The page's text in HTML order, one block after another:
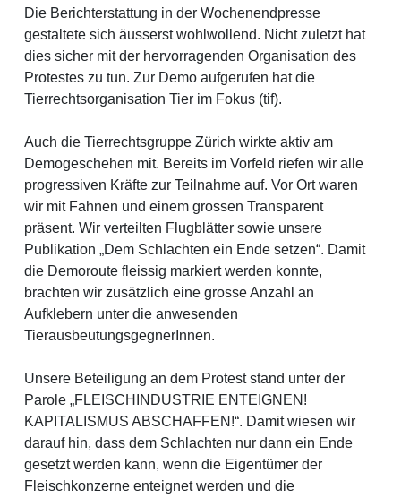
Die Berichterstattung in der Wochenendpresse
gestaltete sich äusserst wohlwollend. Nicht zuletzt hat
dies sicher mit der hervorragenden Organisation des
Protestes zu tun. Zur Demo aufgerufen hat die
Tierrechtsorganisation Tier im Fokus (tif).
Auch die Tierrechtsgruppe Zürich wirkte aktiv am
Demogeschehen mit. Bereits im Vorfeld riefen wir alle
progressiven Kräfte zur Teilnahme auf. Vor Ort waren
wir mit Fahnen und einem grossen Transparent
präsent. Wir verteilten Flugblätter sowie unsere
Publikation „Dem Schlachten ein Ende setzen“. Damit
die Demoroute fleissig markiert werden konnte,
brachten wir zusätzlich eine grosse Anzahl an
Aufklebern unter die anwesenden
TierausbeutungsgegnerInnen.
Unsere Beteiligung an dem Protest stand unter der
Parole „FLEISCHINDUSTRIE ENTEIGNEN!
KAPITALISMUS ABSCHAFFEN!“. Damit wiesen wir
darauf hin, dass dem Schlachten nur dann ein Ende
gesetzt werden kann, wenn die Eigentümer der
Fleischkonzerne enteignet werden und die